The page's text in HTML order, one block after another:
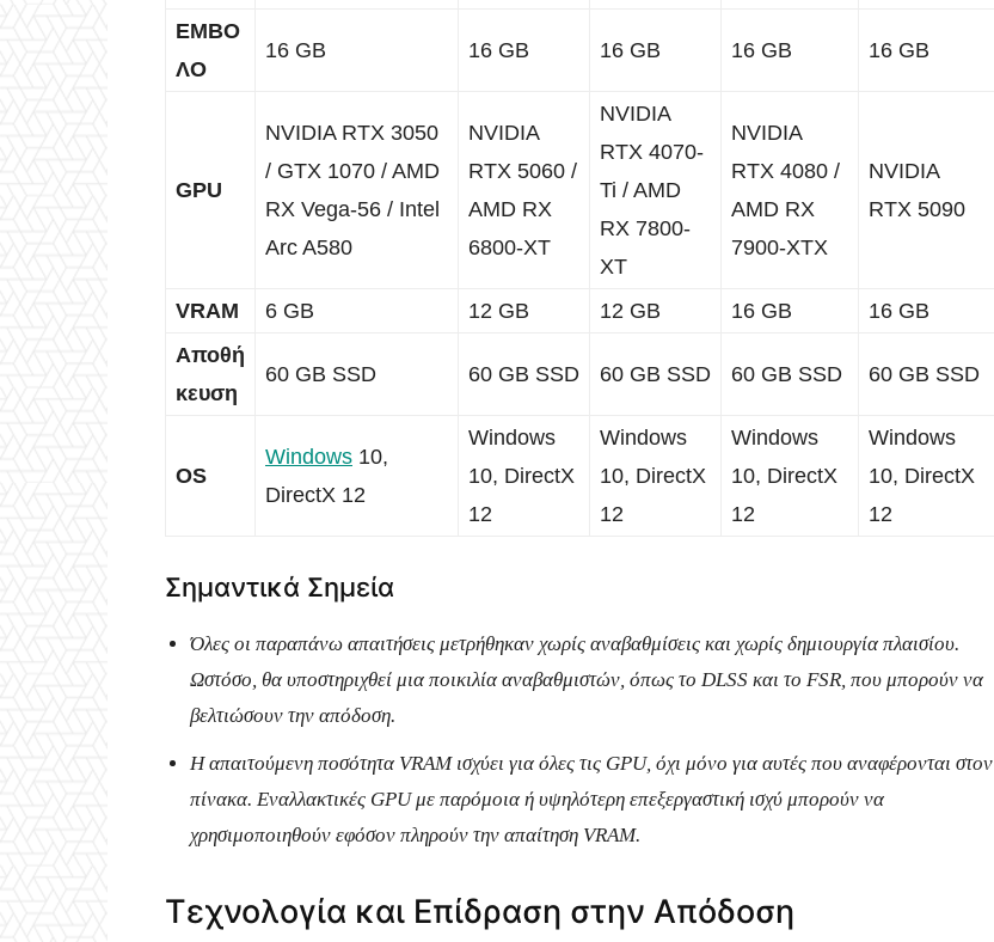
ΕΜΒΟ
ΛΟ
16 GB 16 GB 16 GB 16 GB 16 GB
GPU
NVIDIA RTX 3050
/ GTX 1070 / AMD
RX Vega-56 / Intel
Arc A580
NVIDIA
RTX 5060 /
AMD RX
6800-XT
NVIDIA
RTX 4070-
Ti / AMD
RX 7800-
XT
NVIDIA
RTX 4080 /
AMD RX
7900-XTX
NVIDIA
RTX 5090
VRAM 6 GB 12 GB 12 GB 16 GB
16 GB
Αποθή
κευση
60 GB SSD 60 GB SSD 60 GB SSD 60 GB SSD 60 GB SSD
OS
Windows 10,
DirectX 12
Windows
10, DirectX
12
Windows
10, DirectX
12
Windows
10, DirectX
12
Windows
10, DirectX
12
Σημαντικά Σημεία
Όλες οι παραπάνω απαιτήσεις μετρήθηκαν χωρίς αναβαθμίσεις και χωρίς δημιουργία πλαισίου.
Ωστόσο, θα υποστηριχθεί μια ποικιλία αναβαθμιστών, όπως το DLSS και το FSR, που μπορούν να
βελτιώσουν την απόδοση.
Η απαιτούμενη ποσότητα VRAM ισχύει για όλες τις GPU, όχι μόνο για αυτές που αναφέρονται στον
πίνακα. Εναλλακτικές GPU με παρόμοια ή υψηλότερη επεξεργαστική ισχύ μπορούν να
χρησιμοποιηθούν εφόσον πληρούν την απαίτηση VRAM.
Τεχνολογία και Επίδραση στην Απόδοση